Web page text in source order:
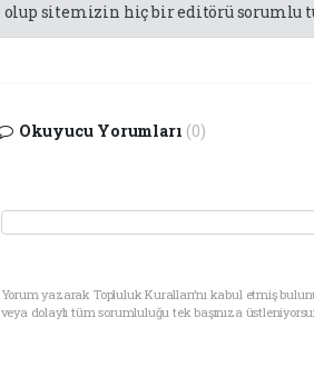
olup sitemizin hiç bir editörü sorumlu
Okuyucu Yorumları (0)
Yorum yazarak Topluluk Kuralları’nı kabul etmiş
veya dolaylı tüm sorumluluğu tek başınıza